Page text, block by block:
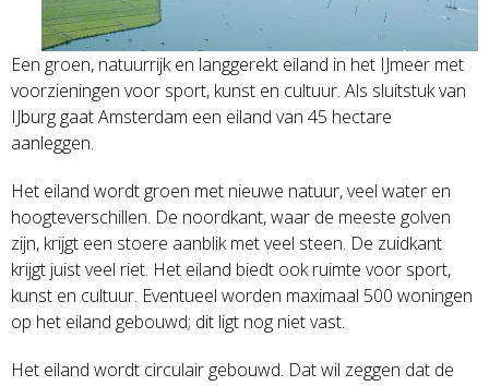
Een groen, natuurrijk en langgerekt eiland in het IJmeer met
voorzieningen voor sport, kunst en cultuur. Als sluitstuk van
IJburg gaat Amsterdam een eiland van 45 hectare
aanleggen.
Het eiland wordt groen met nieuwe natuur, veel water en
hoogteverschillen. De noordkant, waar de meeste golven
zijn, krijgt een stoere aanblik met veel steen. De zuidkant
krijgt juist veel riet. Het eiland biedt ook ruimte voor sport,
kunst en cultuur. Eventueel worden maximaal 500 woningen
op het eiland gebouwd; dit ligt nog niet vast.
Het eiland wordt circulair gebouwd. Dat wil zeggen dat de